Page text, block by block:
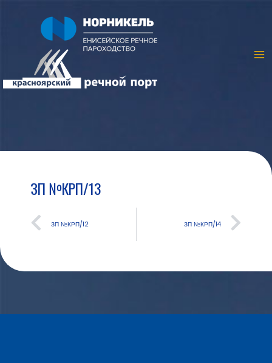
ЗП №КРП/13
ЗП №КРП/12 ЗП №КРП/14